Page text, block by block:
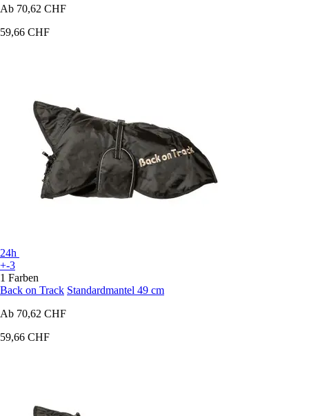
Ab 70,62 CHF
59,66 CHF
24h
+-3
1 Farben
Back on Track Standardmantel 49 cm
Ab 70,62 CHF
59,66 CHF